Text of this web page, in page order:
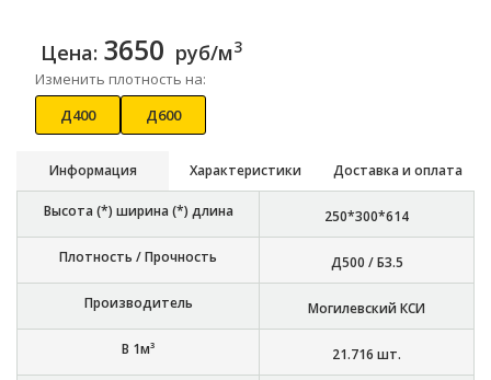
Цена: 3650 руб/м3
Изменить плотность на:
Д400
Д600
Информация Характеристики Доставка и оплата
Высота (*) ширина (*) длина 250*300*614
Плотность / Прочность Д500 / Б3.5
Производитель Могилевский КСИ
В 1м³ 21.716 шт.